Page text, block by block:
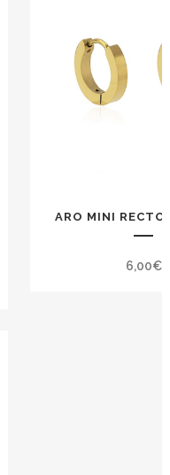
ARO MINI RECTO
6,00€